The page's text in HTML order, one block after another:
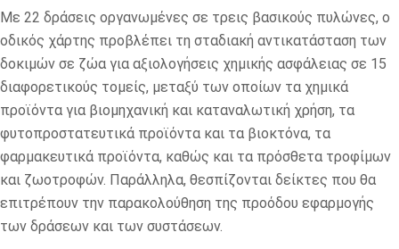
Με 22 δράσεις οργανωμένες σε τρεις βασικούς πυλώνες, ο
οδικός χάρτης προβλέπει τη σταδιακή αντικατάσταση των
δοκιμών σε ζώα για αξιολογήσεις χημικής ασφάλειας σε 15
διαφορετικούς τομείς, μεταξύ των οποίων τα χημικά
προϊόντα για βιομηχανική και καταναλωτική χρήση, τα
φυτοπροστατευτικά προϊόντα και τα βιοκτόνα, τα
φαρμακευτικά προϊόντα, καθώς και τα πρόσθετα τροφίμων
και ζωοτροφών. Παράλληλα, θεσπίζονται δείκτες που θα
επιτρέπουν την παρακολούθηση της προόδου εφαρμογής
των δράσεων και των συστάσεων.